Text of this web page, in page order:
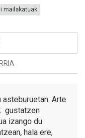
mailakatuak
Arte
gustatzen
izango du
hala ere,